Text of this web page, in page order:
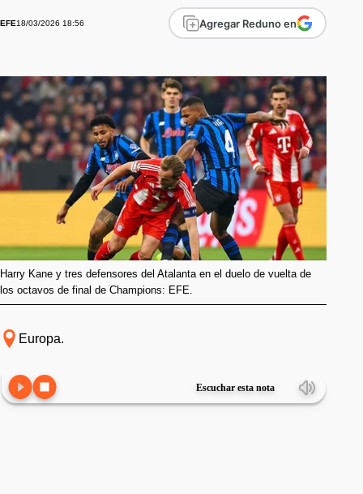
EFE18/03/2026 18:56 Agregar Reduno en
Harry Kane y tres defensores del Atalanta en el duelo de vuelta de
los octavos de final de Champions: EFE.
Europa.
Escuchar esta nota